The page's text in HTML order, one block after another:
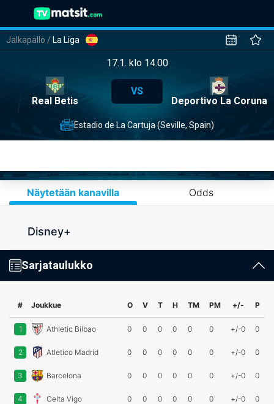
Jalkapallo / La Liga
17.1. klo 14.00
Real Betis
VS
Deportivo La Coruna
Estadio de La Cartuja (Seville, Spain)
Näytetään kanavilla Odds
Disney+
Sarjataulukko
# Joukkue O V T H TM PM +/- P
1 Athletic Bilbao 0 0 0 0 0 0 +/-0 0
2 Atletico Madrid 0 0 0 0 0 0 +/-0 0
3 Barcelona 0 0 0 0 0 0 +/-0 0
4 Celta Vigo 0 0 0 0 0 0 +/-0 0